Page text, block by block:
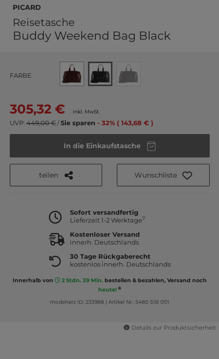
PICARD
Reisetasche
Buddy Weekend Bag Black
FARBE
305,32 € inkl. MwSt.
UVP: 449,00 €/Sie sparen - 32% ( 143,68 € )
In die Einkaufstasche
teilen Wunschliste
Sofort versandfertig
Lieferzeit 1-2 Werktage7
Kostenloser Versand
innerh. Deutschlands
30 Tage Rückgaberecht
kostenlos innerh. Deutschlands
Innerhalb von 2 Stdn. 39 Min.bestellen & bezahlen, Versand noch
heute! 8
modeherz ID: 233988 Artikel Nr.: 5480 51B 001
Details zur Produktsicherheit